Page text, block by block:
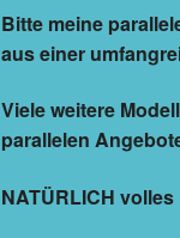
Bitte meine
aus einer
Viele weitere
parallelen
NATÜRLICH